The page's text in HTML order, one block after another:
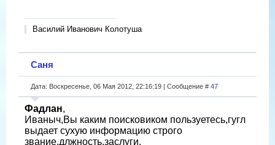
Василий Иванович Колотуша
Саня
Дата: Воскресенье, 06 Мая 2012, 22:16:19 | Сообщение # 47
Фадлан,
Иваныч,Вы каким поисковиком пользуетесь,гугл
выдает сухую информацию строго
звание,длжность,заслуги.